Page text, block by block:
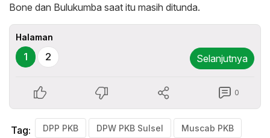
Bone dan Bulukumba saat itu masih ditunda.
Halaman
1 2 Selanjutnya
0
Tag: DPP PKB DPW PKB Sulsel Muscab PKB